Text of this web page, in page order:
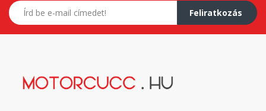
E-mail címed
Feliratkozás